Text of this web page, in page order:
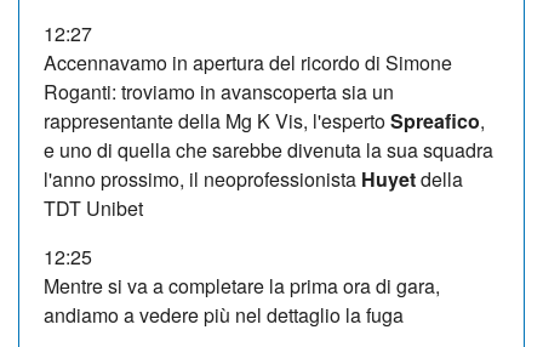
12:27
Accennavamo in apertura del ricordo di Simone
Roganti: troviamo in avanscoperta sia un
rappresentante della Mg K Vis, l'espertoSpreafico,
e uno di quella che sarebbe divenuta la sua squadra
l'anno prossimo, il neoprofessionista Huyetdella
TDT Unibet
12:25
Mentre si va a completare la prima ora di gara,
andiamo a vedere più nel dettaglio la fuga